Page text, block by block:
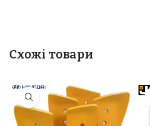
Схожі товари